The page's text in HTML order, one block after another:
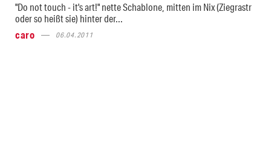
"Do not touch - it's art!" nette Schablone, mitten im Nix (Ziegrastr
oder so heißt sie) hinter der...
caro
06.04.2011